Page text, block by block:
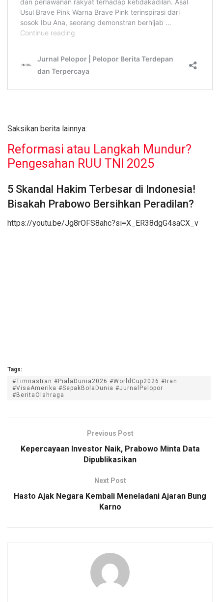
Saksikan berita lainnya:
Reformasi atau Langkah Mundur?
Pengesahan RUU TNI 2025
5 Skandal Hakim Terbesar di Indonesia!
Bisakah Prabowo Bersihkan Peradilan?
https://youtu.be/Jg8rOFS8ahc?si=X_ER38dgG4saCX_v
Tags:
#TimnasIran #PialaDunia2026 #WorldCup2026 #Iran
#VisaAmerika #SepakBolaDunia #JurnalPelopor
#BeritaOlahraga
Previous Post
Kepercayaan Investor Naik, Prabowo Minta Data
Dipublikasikan
Next Post
Hasto Ajak Negara Kembali Meneladani Ajaran Bung
Karno